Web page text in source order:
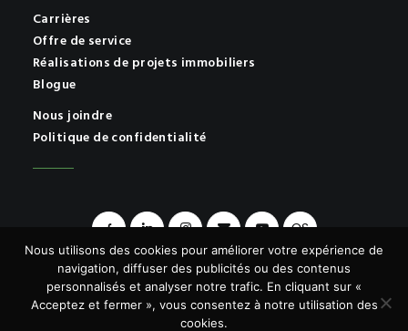
Carrières
Offre de service
Réalisations de projets immobiliers
Blogue
Nous joindre
Politique de confidentialité
OS
© 2026 A+ | Tous droits réservés.
Nous utilisons des cookies pour améliorer votre expérience de
navigation, diffuser des publicités ou des contenus
personnalisés et analyser notre trafic. En cliquant sur «
Acceptez et fermer », vous consentez à notre utilisation des
cookies.